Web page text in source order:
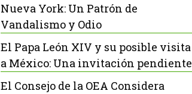
Nueva York: Un Patrón de
Vandalismo y Odio
El Papa León XIV y su posible visita
a México: Una invitación pendiente
El Consejo de la OEA Considera